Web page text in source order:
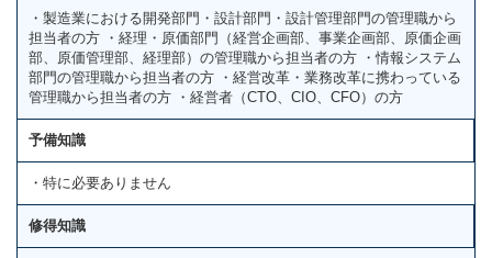
・製造業における開発部門・設計部門・設計管理部門の管理職から
担当者の方 ・経理・原価部門（経営企画部、事業企画部、原価企画
部、原価管理部、経理部）の管理職から担当者の方 ・情報システム
部門の管理職から担当者の方 ・経営改革・業務改革に携わっている
管理職から担当者の方 ・経営者（CTO、CIO、CFO）の方
予備知識
・特に必要ありません
修得知識